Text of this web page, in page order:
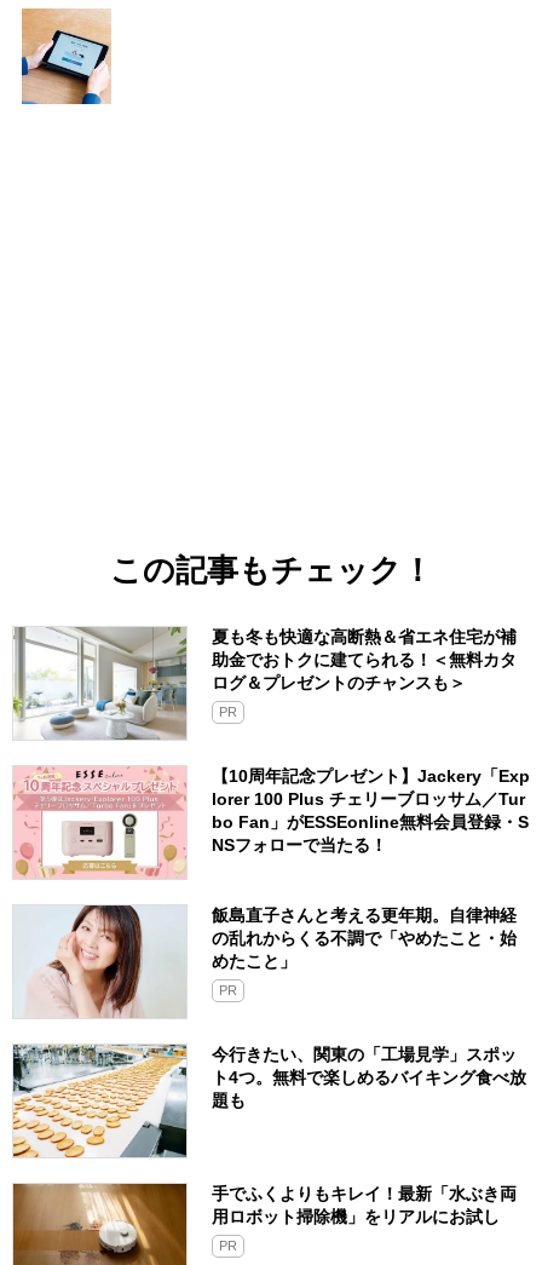
この記事もチェック！
夏も冬も快適な高断熱＆省エネ住宅が補
助金でおトクに建てられる！＜無料カタ
ログ＆プレゼントのチャンスも＞
PR
【10周年記念プレゼント】Jackery「Exp
lorer 100 Plus チェリーブロッサム／Tur
bo Fan」がESSEonline無料会員登録・S
NSフォローで当たる！
飯島直子さんと考える更年期。自律神経
の乱れからくる不調で「やめたこと・始
めたこと」
PR
今行きたい、関東の「工場見学」スポッ
ト4つ。無料で楽しめるバイキング食べ放
題も
手でふくよりもキレイ！最新「水ぶき両
用ロボット掃除機」をリアルにお試し
PR